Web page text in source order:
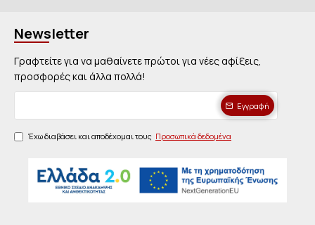
Newsletter
Γραφτείτε για να μαθαίνετε πρώτοι για νέες αφίξεις,
προσφορές και άλλα πολλά!
Εγγραφή
Έχω διαβάσει και αποδέχομαι τους Προσωπικά δεδομένα